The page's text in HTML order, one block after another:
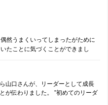
然うまくいってしまったがために
たことに気づくことができまし
山口さんが、リーダーとして成長
が伝わりました。 ”初めてのリーダ